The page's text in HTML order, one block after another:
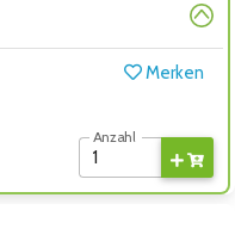
Merken
Anzahl